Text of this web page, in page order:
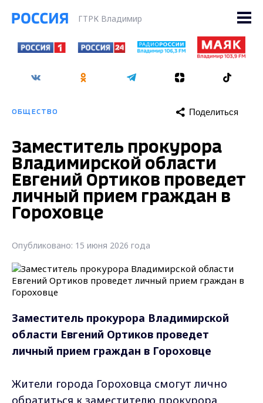
ГТРК Владимир
ОБЩЕСТВО Поделиться
Заместитель прокурора
Владимирской области
Евгений Ортиков проведет
личный прием граждан в
Гороховце
Опубликовано: 15 июня 2026 года
Заместитель прокурора Владимирской
области Евгений Ортиков проведет
личный прием граждан в Гороховце
Жители города Гороховца смогут лично
обратиться к заместителю прокурора